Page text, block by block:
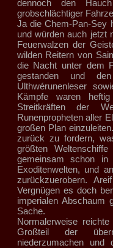
dennoch den
grobschlächtiger
Ja die Chem-Pan-Sey
und würden auch jetzt
Feuerwalzen der
wilden Reitern von
die Nacht unter dem
gestanden und
Ulthwérunenleser
Kämpfe waren
Streitkräften der
Runenpropheten aller
großen Plan
zurück zu fordern,
größten
gemeinsam schon in
Exoditenwelten, und
zurückzuerobern.
Vergnügen es doch
imperialen Abschaum
Sache.
Normalerweise
Großteil der
niederzumachen und